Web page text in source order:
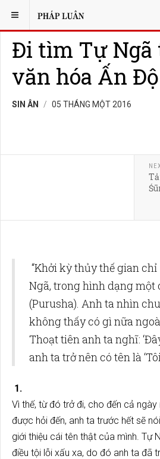
BẠN ĐANG Ở: NGHIÊN CỨU
Đi tìm Tự Ngã
văn hóa Ấn Độ
SIN ÂN 05 THÁNG MỘT 2016
“Khởi kỳ thủy thế gian
Ngã, trong hình dạng một
(Purusha). Anh ta nhìn
không thấy có gì nữa
Thoạt tiên anh ta nghĩ:
anh ta trở nên có tên là
1.
Vì thế, từ đó trở đi, cho đến cả
được hỏi đến, anh ta trước hết sẽ
giới thiệu cái tên thật của mình. Tự
điều tội lỗi xấu xa, do đó anh ta đã